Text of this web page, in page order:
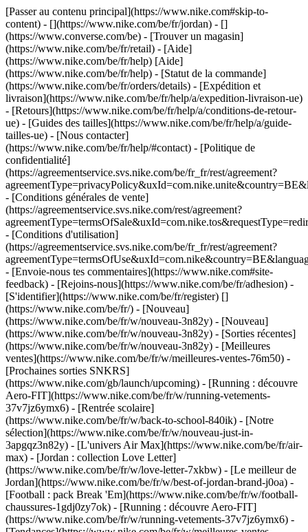
[Passer au contenu principal](https://www.nike.com#skip-to-
content) - [](https://www.nike.com/be/fr/jordan) - []
(https://www.converse.com/be) - [Trouver un magasin]
(https://www.nike.com/be/fr/retail) - [Aide]
(https://www.nike.com/be/fr/help) [Aide]
(https://www.nike.com/be/fr/help) - [Statut de la commande]
(https://www.nike.com/be/fr/orders/details) - [Expédition et
livraison](https://www.nike.com/be/fr/help/a/expedition-livraison-ue)
- [Retours](https://www.nike.com/be/fr/help/a/conditions-de-retour-
ue) - [Guides des tailles](https://www.nike.com/be/fr/help/a/guide-
tailles-ue) - [Nous contacter]
(https://www.nike.com/be/fr/help/#contact) - [Politique de
confidentialité]
(https://agreementservice.svs.nike.com/be/fr_fr/rest/agreement?
- [Conditions générales de vente]
(https://agreementservice.svs.nike.com/rest/agreement?
- [Conditions d'utilisation]
(https://agreementservice.svs.nike.com/be/fr_fr/rest/agreement?
- [Envoie-nous tes commentaires](https://www.nike.com#site-
feedback) - [Rejoins-nous](https://www.nike.com/be/fr/adhesion) -
[S'identifier](https://www.nike.com/be/fr/register) []
(https://www.nike.com/be/fr/) - [Nouveau]
(https://www.nike.com/be/fr/w/nouveau-3n82y) - [Nouveau]
(https://www.nike.com/be/fr/w/nouveau-3n82y) - [Sorties récentes]
(https://www.nike.com/be/fr/w/nouveau-3n82y) - [Meilleures
ventes](https://www.nike.com/be/fr/w/meilleures-ventes-76m50) -
[Prochaines sorties SNKRS]
(https://www.nike.com/gb/launch/upcoming) - [Running : découvre
Aero-FIT](https://www.nike.com/be/fr/w/running-vetements-
37v7jz6ymx6) - [Rentrée scolaire]
(https://www.nike.com/be/fr/w/back-to-school-840ik) - [Notre
sélection](https://www.nike.com/be/fr/w/nouveau-just-in-
3apgqz3n82y) - [L'univers Air Max](https://www.nike.com/be/fr/air-
max) - [Jordan : collection Love Letter]
(https://www.nike.com/be/fr/w/love-letter-7xkbw) - [Le meilleur de
Jordan](https://www.nike.com/be/fr/w/best-of-jordan-brand-j0oa) -
[Football : pack Break 'Em](https://www.nike.com/be/fr/w/football-
chaussures-1gdj0zy7ok) - [Running : découvre Aero-FIT]
(https://www.nike.com/be/fr/w/running-vetements-37v7jz6ymx6) -